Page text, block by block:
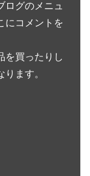
ログのメニュ
にコメントを
を買ったりし
ます。